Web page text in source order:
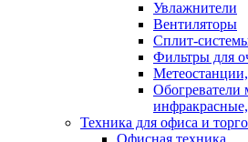
Увлажнители
Вентиляторы
Сплит-
Фильтры для
Обогреватели
Техника для офиса и